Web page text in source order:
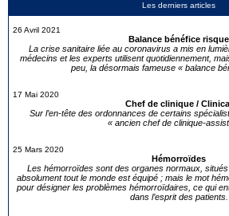
Les derniers articles
26 Avril 2021
Balance bénéfice risque
La crise sanitaire liée au coronavirus a mis en
médecins et les experts utilisent quotidiennement,
peu, la désormais fameuse « balance
17 Mai 2020
Chef de clinique /
Sur l’en-tête des ordonnances de certains
« ancien chef de clinique-
25 Mars 2020
Hémorroïdes
Les hémorroïdes sont des organes normaux,
absolument tout le monde est équipé ; mais le mot
pour désigner les problèmes hémorroïdaires, ce qui
dans l’esprit des patients.